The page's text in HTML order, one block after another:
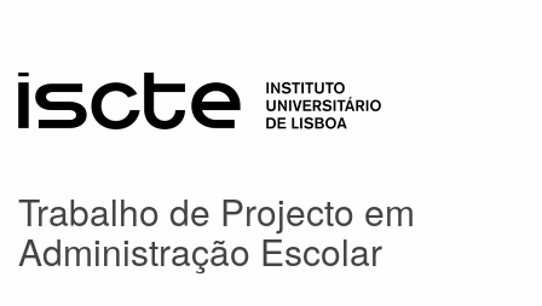
Trabalho de Projecto em
Administração Escolar